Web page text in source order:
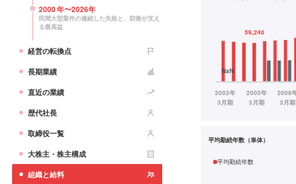
2000年〜2026年
民間大型案件の連続した失敗と、防衛が支え
る最高益
経営の転換点
長期業績
直近の業績
歴代社長
取締役一覧
大株主・株主構成
組織と給料
平均勤続年数（単体）
平均勤続年数